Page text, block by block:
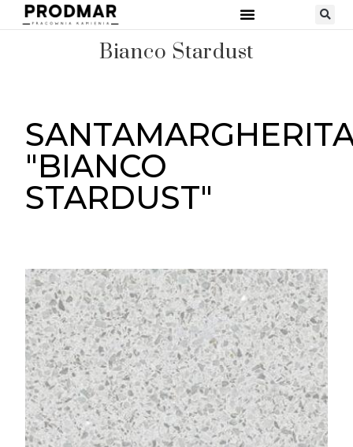
Bianco Stardust
"BIANCO
STARDUST"